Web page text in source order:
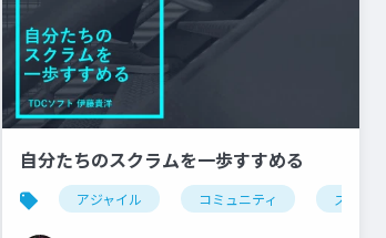
自分たちのスクラムを一歩すすめる
アジャイル コミュニティ スクラム